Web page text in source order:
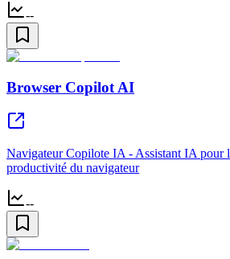
--
Browser Copilot AI
Navigateur Copilote IA - Assistant IA pour
productivité du navigateur
--